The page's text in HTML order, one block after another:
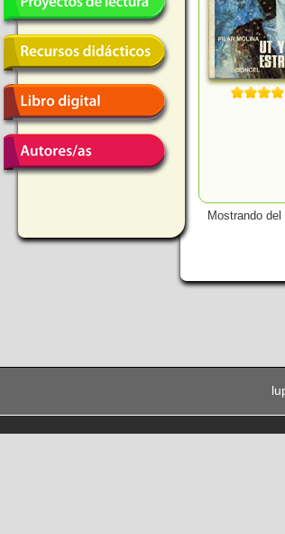
Mostrando